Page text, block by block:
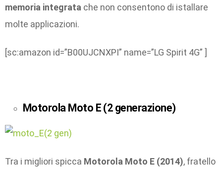
memoria integrata che non consentono di istallare
molte applicazioni.
[sc:amazon id=”B00UJCNXPI” name=”LG Spirit 4G” ]
Motorola Moto E (2 generazione)
Tra i migliori spicca Motorola Moto E (2014), fratello